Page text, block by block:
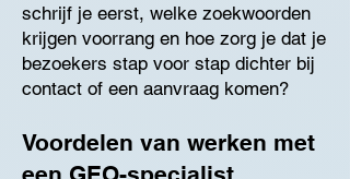
schrijf je eerst, welke zoekwoorden
krijgen voorrang en hoe zorg je dat je
bezoekers stap voor stap dichter bij
contact of een aanvraag komen?
Voordelen van werken met